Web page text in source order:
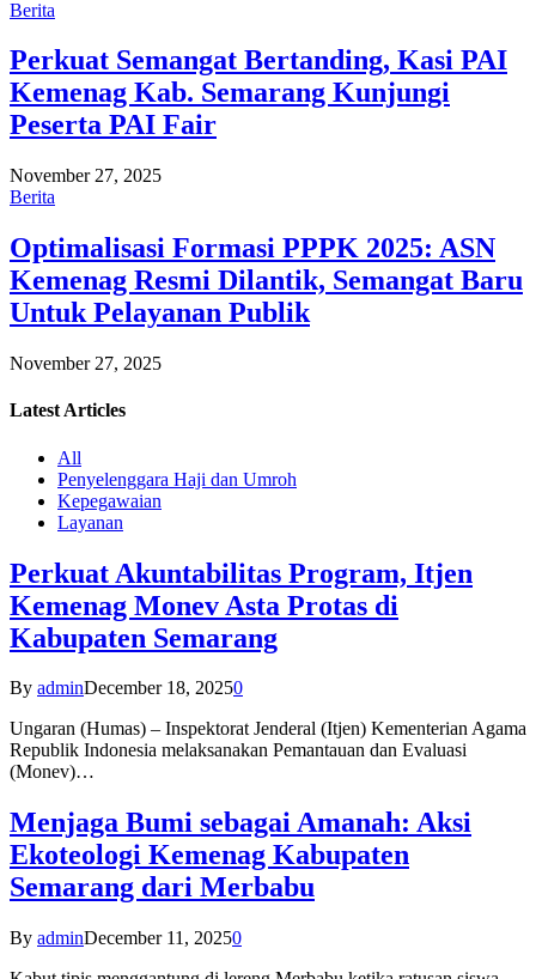
Berita
Perkuat Semangat Bertanding, Kasi PAI
Kemenag Kab. Semarang Kunjungi
Peserta PAI Fair
November 27, 2025
Berita
Optimalisasi Formasi PPPK 2025: ASN
Kemenag Resmi Dilantik, Semangat Baru
Untuk Pelayanan Publik
November 27, 2025
Latest Articles
All
Penyelenggara Haji dan Umroh
Kepegawaian
Layanan
Perkuat Akuntabilitas Program, Itjen
Kemenag Monev Asta Protas di
Kabupaten Semarang
By adminDecember 18, 20250
Ungaran (Humas) – Inspektorat Jenderal (Itjen) Kementerian Agama
Republik Indonesia melaksanakan Pemantauan dan Evaluasi
(Monev)…
Menjaga Bumi sebagai Amanah: Aksi
Ekoteologi Kemenag Kabupaten
Semarang dari Merbabu
By adminDecember 11, 20250